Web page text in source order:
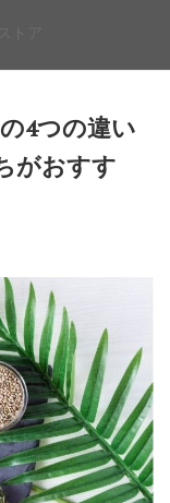
4つの違い
がおすす